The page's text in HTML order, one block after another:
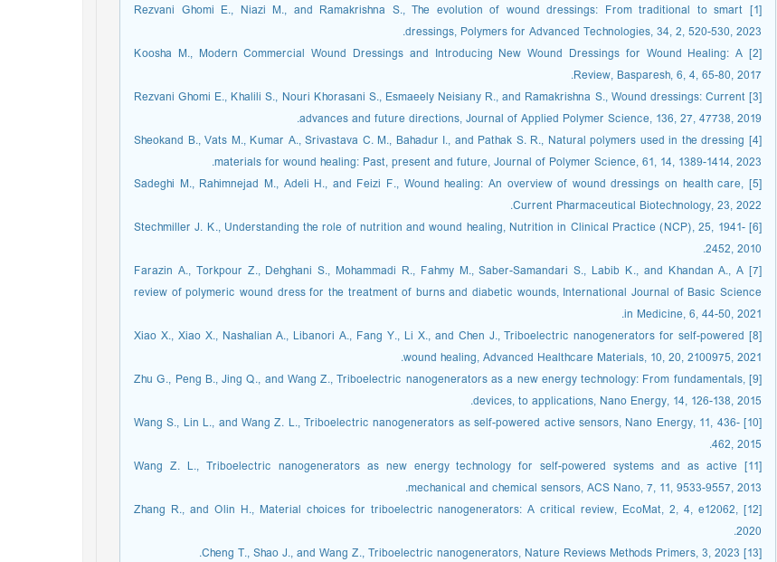
[1] Rezvani Ghomi E., Niazi M., and Ramakrishna S., The evolution of wound dressings: From traditional to smart
dressings, Polymers for Advanced Technologies, 34, 2, 520-530, 2023.
[2] Koosha M., Modern Commercial Wound Dressings and Introducing New Wound Dressings for Wound Healing: A
Review, Basparesh, 6, 4, 65-80, 2017.
[3] Rezvani Ghomi E., Khalili S., Nouri Khorasani S., Esmaeely Neisiany R., and Ramakrishna S., Wound dressings: Current
advances and future directions, Journal of Applied Polymer Science, 136, 27, 47738, 2019.
[4] Sheokand B., Vats M., Kumar A., Srivastava C. M., Bahadur I., and Pathak S. R., Natural polymers used in the dressing
materials for wound healing: Past, present and future, Journal of Polymer Science, 61, 14, 1389-1414, 2023.
[5] Sadeghi M., Rahimnejad M., Adeli H., and Feizi F., Wound healing: An overview of wound dressings on health care,
Current Pharmaceutical Biotechnology, 23, 2022.
[6] Stechmiller J. K., Understanding the role of nutrition and wound healing, Nutrition in Clinical Practice (NCP), 25, 1941-
2452, 2010.
[7] Farazin A., Torkpour Z., Dehghani S., Mohammadi R., Fahmy M., Saber-Samandari S., Labib K., and Khandan A., A
review of polymeric wound dress for the treatment of burns and diabetic wounds, International Journal of Basic Science
in Medicine, 6, 44-50, 2021.
[8] Xiao X., Xiao X., Nashalian A., Libanori A., Fang Y., Li X., and Chen J., Triboelectric nanogenerators for self-powered
wound healing, Advanced Healthcare Materials, 10, 20, 2100975, 2021.
[9] Zhu G., Peng B., Jing Q., and Wang Z., Triboelectric nanogenerators as a new energy technology: From fundamentals,
devices, to applications, Nano Energy, 14, 126-138, 2015.
[10] Wang S., Lin L., and Wang Z. L., Triboelectric nanogenerators as self-powered active sensors, Nano Energy, 11, 436-
462, 2015.
[11] Wang Z. L., Triboelectric nanogenerators as new energy technology for self-powered systems and as active
mechanical and chemical sensors, ACS Nano, 7, 11, 9533-9557, 2013.
[12] Zhang R., and Olin H., Material choices for triboelectric nanogenerators: A critical review, EcoMat, 2, 4, e12062,
2020.
[13] Cheng T., Shao J., and Wang Z., Triboelectric nanogenerators, Nature Reviews Methods Primers, 3, 2023.